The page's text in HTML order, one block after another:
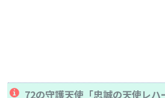
72の守護天使「忠誠の天使レハ